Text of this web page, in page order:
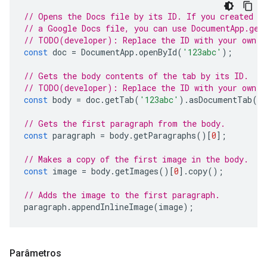
// Opens the Docs file by its ID. If you created
// a Google Docs file, you can use
// TODO(developer): Replace the ID with your own.
const doc = DocumentApp .openById( '123abc' );
// Gets the body contents of the tab by its ID.
// TODO(developer): Replace the ID with your own.
const body = doc.getTab( '123abc' ).asDocumentTab().
// Gets the first paragraph from the body.
const paragraph = body.getParagraphs()[0];
// Makes a copy of the first image in the body.
const image = body.getImages()[0].copy();
// Adds the image to the first paragraph.
paragraph .appendInlineImage(image);
Parâmetros